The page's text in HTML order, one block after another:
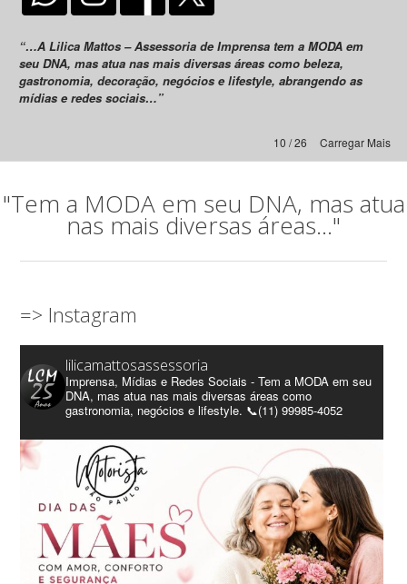
“…A Lilica Mattos – Assessoria de Imprensa tem a MODA em
seu DNA, mas atua nas mais diversas áreas como beleza,
gastronomia, decoração, negócios e lifestyle, abrangendo as
mídias e redes sociais…”
Carregar Mais
10 / 26
"Tem a MODA em seu DNA, mas atua
nas mais diversas áreas..."
=> Instagram
lilicamattosassessoria
Imprensa, Mídias e Redes Sociais - Tem a MODA em seu
DNA, mas atua nas mais diversas áreas como
gastronomia, negócios e lifestyle. 📞(11) 99985-4052